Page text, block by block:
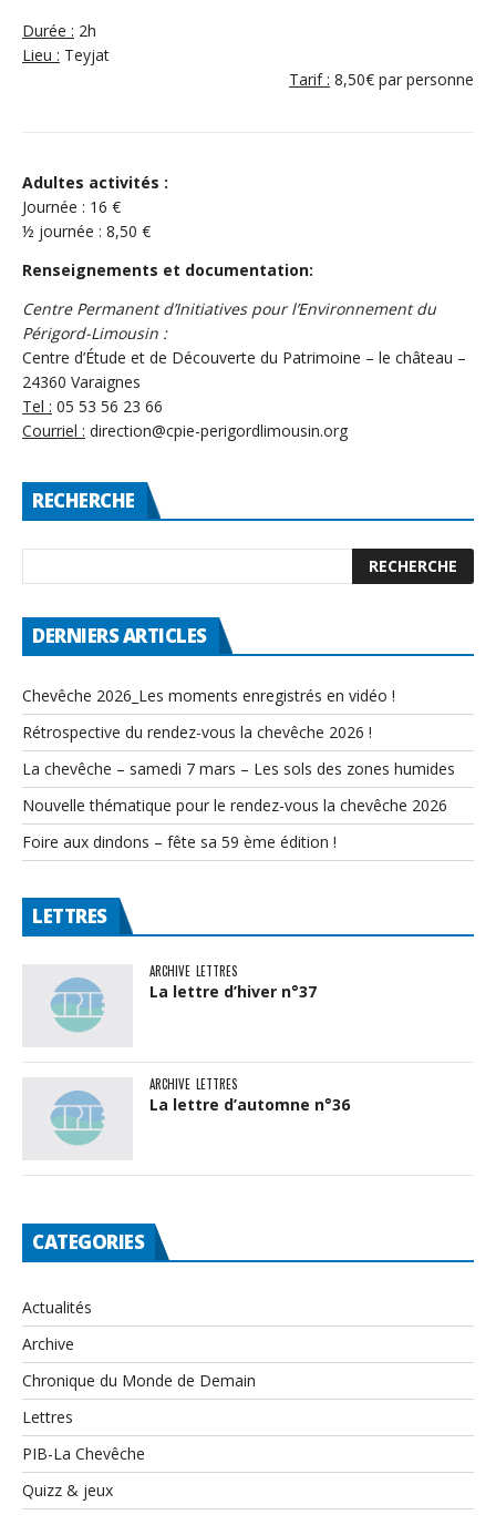
Durée : 2h
Lieu : Teyjat
Tarif : 8,50€ par personne
Adultes activités :
Journée : 16 €
½ journée : 8,50 €
Renseignements et documentation:
Centre Permanent d’Initiatives pour l’Environnement du
Périgord-Limousin :
Centre d’Étude et de Découverte du Patrimoine – le château –
24360 Varaignes
Tel : 05 53 56 23 66
Courriel : direction@cpie-perigordlimousin.org
RECHERCHE
DERNIERS ARTICLES
Chevêche 2026_Les moments enregistrés en vidéo !
Rétrospective du rendez-vous la chevêche 2026 !
La chevêche – samedi 7 mars – Les sols des zones humides
Nouvelle thématique pour le rendez-vous la chevêche 2026
Foire aux dindons – fête sa 59 ème édition !
LETTRES
ARCHIVE LETTRES
La lettre d’hiver n°37
ARCHIVE LETTRES
La lettre d’automne n°36
CATEGORIES
Actualités
Archive
Chronique du Monde de Demain
Lettres
PIB-La Chevêche
Quizz & jeux